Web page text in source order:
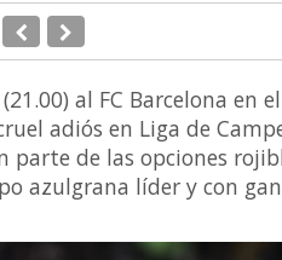
al FC Barcelona en
adiós en Liga de
de las opciones
azulgrana líder y con